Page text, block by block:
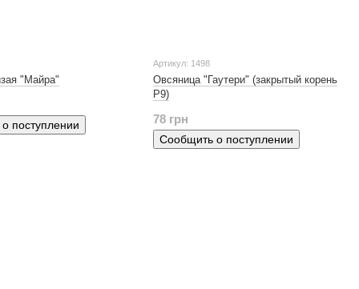
"Майра"
поступлении
Артикул: 1498
Овсяница "Гаутери" (закрытый корень
Р9)
78 грн
Сообщить о поступлении